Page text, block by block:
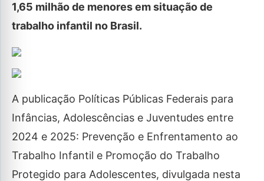
1,65 milhão de menores em situação de
trabalho infantil no Brasil.
A publicação Políticas Públicas Federais para
Infâncias, Adolescências e Juventudes entre
2024 e 2025: Prevenção e Enfrentamento ao
Trabalho Infantil e Promoção do Trabalho
Protegido para Adolescentes, divulgada nesta